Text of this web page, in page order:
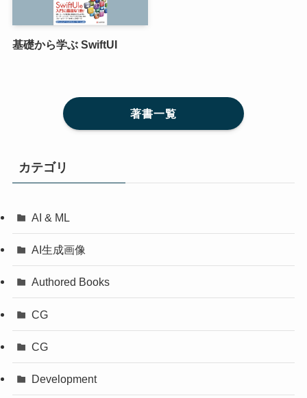
基礎から学ぶ SwiftUI
著書一覧
カテゴリ
AI & ML
AI生成画像
Authored Books
CG
CG
Development